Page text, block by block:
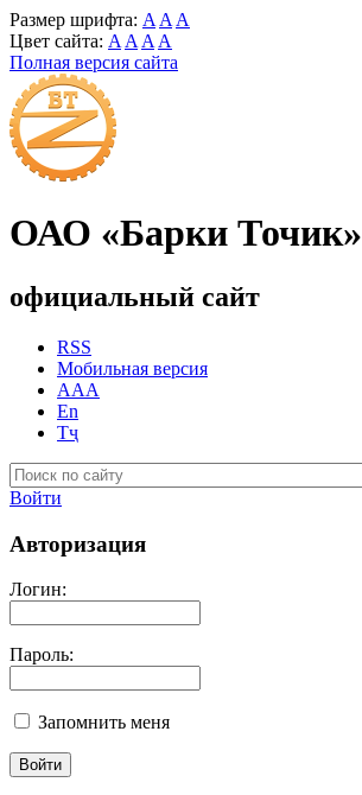
Размер шрифта: A A A
Цвет сайта: A A A A
Полная версия сайта
ОАО «Барки Точик»
официальный сайт
RSS
Мобильная версия
AAA
En
Тҷ
Войти
Авторизация
Логин:
Пароль:
Запомнить меня